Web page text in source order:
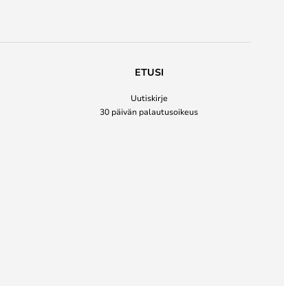
ETUSI
Uutiskirje
30 päivän palautusoikeus